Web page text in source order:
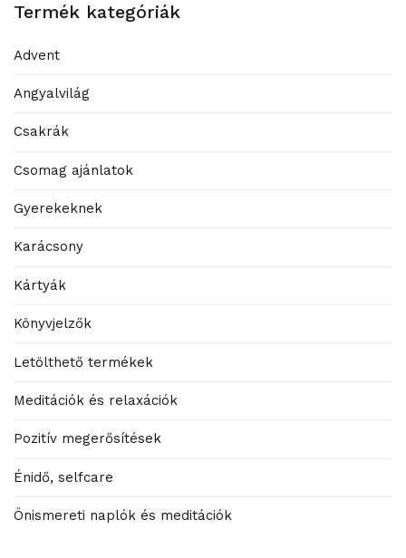
Termék kategóriák
Advent
Angyalvilág
Csakrák
Csomag ajánlatok
Gyerekeknek
Karácsony
Kártyák
Könyvjelzők
Letölthető termékek
Meditációk és relaxációk
Pozitív megerősítések
Énidő, selfcare
Önismereti naplók és meditációk